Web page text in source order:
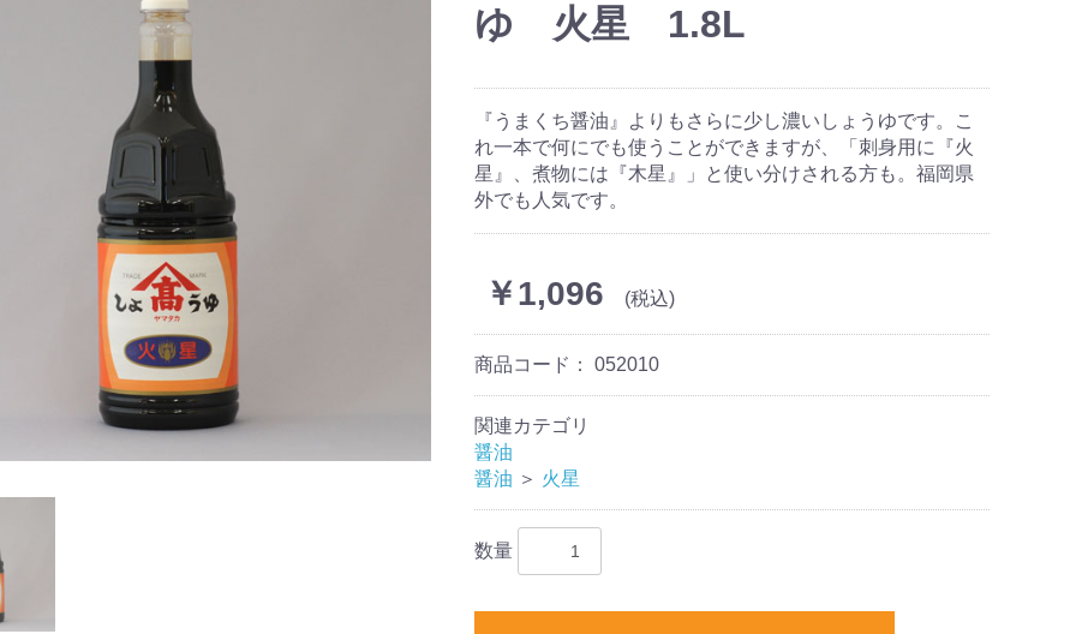
ゆ 火星 1.8L
『うまくち醤油』よりもさらに少し濃いしょうゆです。こ
れ一本で何にでも使うことができますが、「刺身用に『火
星』、煮物には『木星』」と使い分けされる方も。福岡県
外でも人気です。
￥1,096 (税込)
商品コード： 052010
関連カテゴリ
醤油
醤油 ＞ 火星
数量